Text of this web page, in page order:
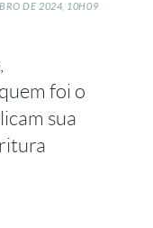
DE2024, 10H09
foi o
sua